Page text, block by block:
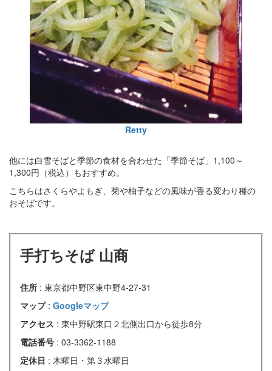
Retty
他には白雪そばと季節の食材を合わせた「季節そば」1,100～
1,300円（税込）もおすすめ。
こちらはさくらやよもぎ、菊や柚子などの風味が香る変わり種の
おそばです。
手打ちそば 山商
住所 : 東京都中野区東中野4-27-31
マップ : Googleマップ
アクセス : 東中野駅東口２北側出口から徒歩8分
電話番号 : 03-3362-1188
定休日 : 木曜日・第３水曜日